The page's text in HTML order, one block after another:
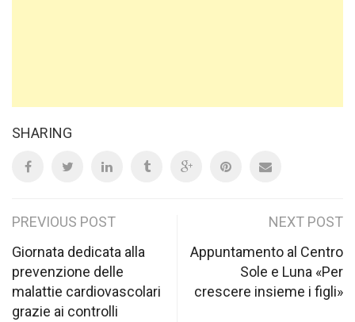
SHARING
Post
navigation
PREVIOUS POST
Giornata dedicata alla
prevenzione delle
malattie cardiovascolari
grazie ai controlli
NEXT POST
Appuntamento al Centro
Sole e Luna «Per
crescere insieme i figli»